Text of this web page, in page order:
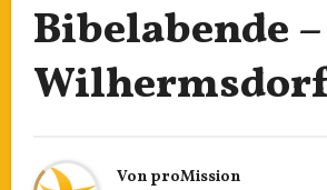
Bibelabende
Von proMission